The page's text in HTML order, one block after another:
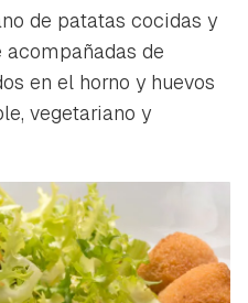
de patatas cocidas y
acompañadas de
en el horno y huevos
vegetariano y